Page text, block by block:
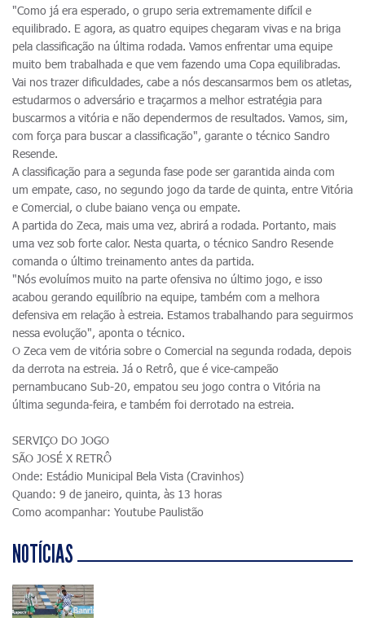
"Como já era esperado, o grupo seria extremamente difícil e
equilibrado. E agora, as quatro equipes chegaram vivas e na briga
pela classificação na última rodada. Vamos enfrentar uma equipe
muito bem trabalhada e que vem fazendo uma Copa equilibradas.
Vai nos trazer dificuldades, cabe a nós descansarmos bem os atletas,
estudarmos o adversário e traçarmos a melhor estratégia para
buscarmos a vitória e não dependermos de resultados. Vamos, sim,
com força para buscar a classificação", garante o técnico Sandro
Resende.
A classificação para a segunda fase pode ser garantida ainda com
um empate, caso, no segundo jogo da tarde de quinta, entre Vitória
e Comercial, o clube baiano vença ou empate.
A partida do Zeca, mais uma vez, abrirá a rodada. Portanto, mais
uma vez sob forte calor. Nesta quarta, o técnico Sandro Resende
comanda o último treinamento antes da partida.
"Nós evoluímos muito na parte ofensiva no último jogo, e isso
acabou gerando equilíbrio na equipe, também com a melhora
defensiva em relação à estreia. Estamos trabalhando para seguirmos
nessa evolução", aponta o técnico.
O Zeca vem de vitória sobre o Comercial na segunda rodada, depois
da derrota na estreia. Já o Retrô, que é vice-campeão
pernambucano Sub-20, empatou seu jogo contra o Vitória na
última segunda-feira, e também foi derrotado na estreia.
SERVIÇO DO JOGO
SÃO JOSÉ X RETRÔ
Onde: Estádio Municipal Bela Vista (Cravinhos)
Quando: 9 de janeiro, quinta, às 13 horas
Como acompanhar: Youtube Paulistão
NOTÍCIAS